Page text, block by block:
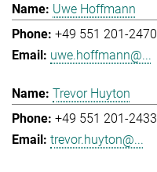
Uwe Hoffmann
+49 551 201-2470
uwe.hoffmann@...
Trevor Huyton
+49 551 201-2433
trevor.huyton@...